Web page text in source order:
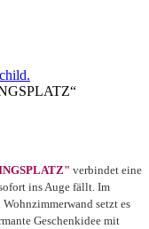
verbindet eine
ins Auge fällt. Im
setzt es
Geschenkidee mit